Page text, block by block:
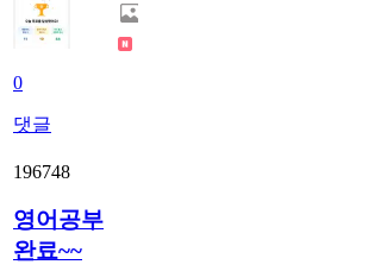
0
댓글
196748
영어공부
완료~~